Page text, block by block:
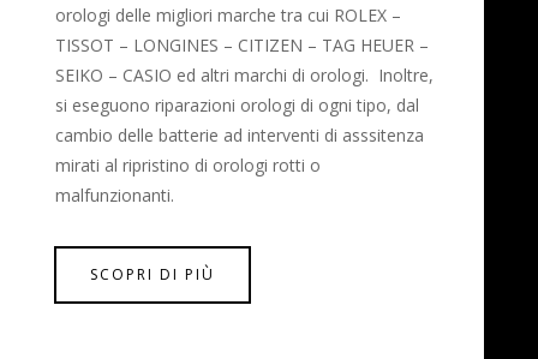
orologi delle migliori marche tra cui ROLEX –
TISSOT – LONGINES – CITIZEN – TAG HEUER –
SEIKO – CASIO ed altri marchi di orologi. Inoltre,
si eseguono riparazioni orologi di ogni tipo, dal
cambio delle batterie ad interventi di asssitenza
mirati al ripristino di orologi rotti o
malfunzionanti.
SCOPRI DI PIÙ